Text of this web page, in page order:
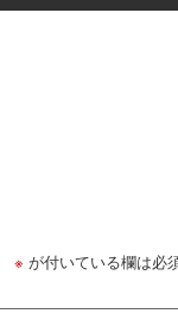
※ が付いている欄は必